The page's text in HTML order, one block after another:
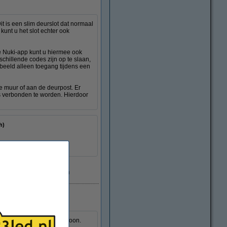
is een slim deurslot dat normaal
u het slot echter ook
app kunt u hiermee ook
codes zijn op te slaan,
alleen toegang tijdens een
muur of aan de deurpost. Er
te worden. Hierdoor
Levertijd <7 dagen
bedienen zonder telefoon.